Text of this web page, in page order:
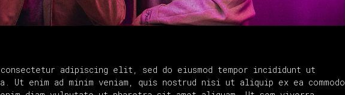
adipiscing elit, sed do eiusmod tempor incididunt ut
Ut enim ad minim veniam, quis nostrud nisi ut aliquip ex ea commodo